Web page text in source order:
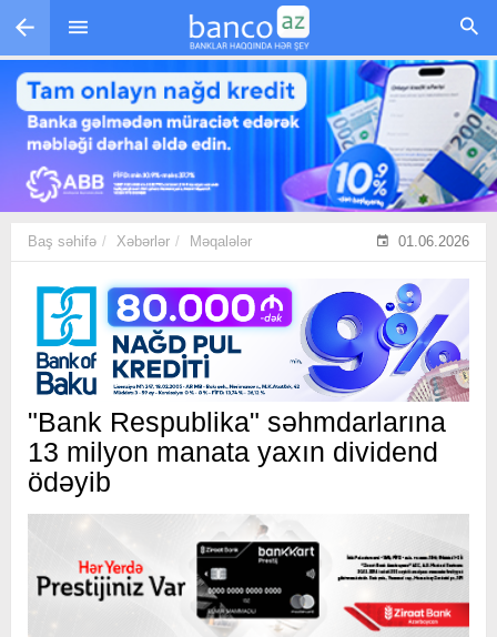
Skip to main content
Baş səhifə Xəbərlər Məqalələr 01.06.2026
"Bank Respublika" səhmdarlarına
13 milyon manata yaxın dividend
ödəyib